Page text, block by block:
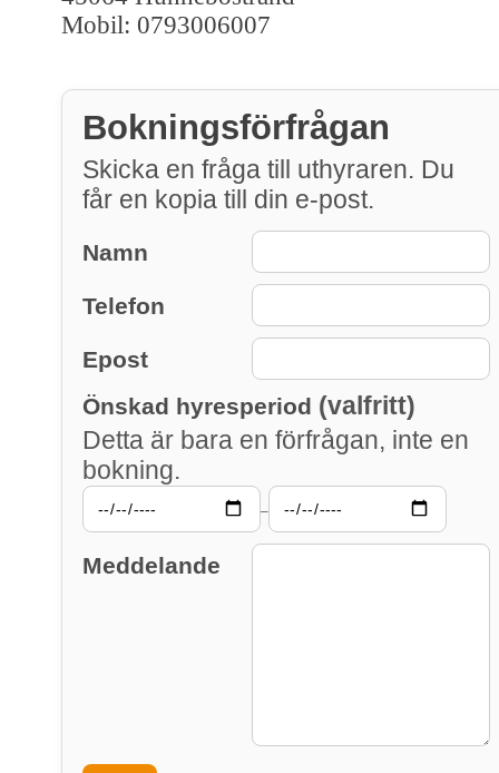
Mobil: 0793006007
Bokningsförfrågan
Skicka en fråga till uthyraren. Du
får en kopia till din e-post.
Namn
Telefon
Epost
Önskad hyresperiod (valfritt)
Detta är bara en förfrågan, inte en
bokning.
–
Meddelande